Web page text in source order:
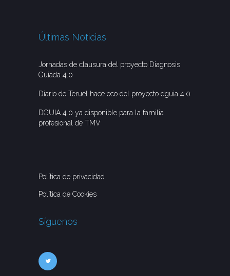
Últimas Noticias
Jornadas de clausura del proyecto Diagnosis
Guiada 4.0
Diario de Teruel hace eco del proyecto dguia 4.0
DGUIA 4.0 ya disponible para la familia
profesional de TMV
Política de privacidad
Política de Cookies
Síguenos